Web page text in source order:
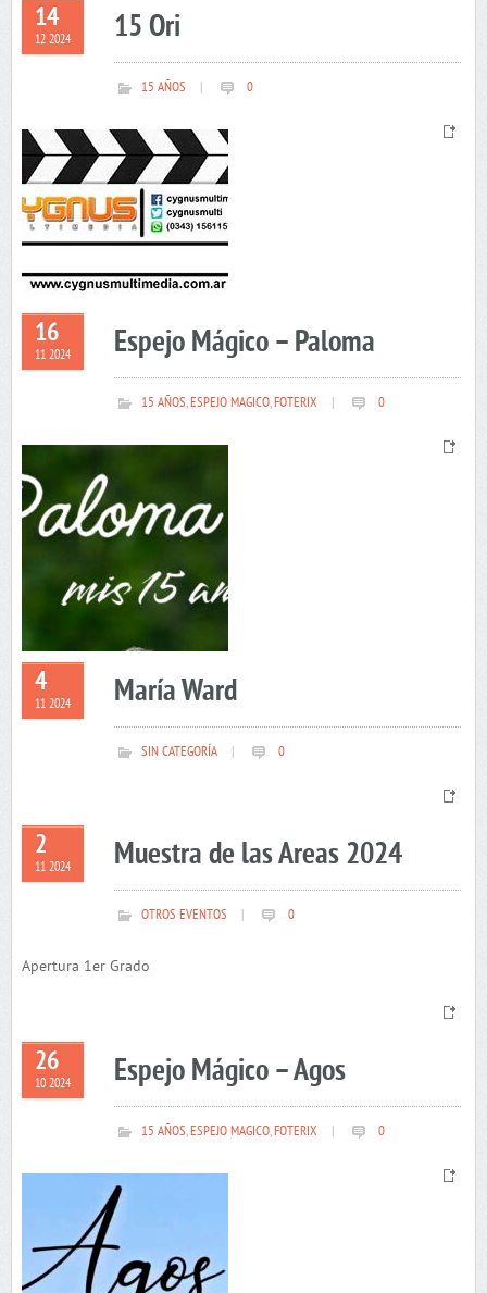
14
12 2024 15 Ori
15 AÑOS 0
16
11 2024 Espejo Mágico – Paloma
15 AÑOS,ESPEJO MAGICO,FOTERIX 0
4
11 2024 María Ward
SIN CATEGORÍA 0
2
11 2024 Muestra de las Areas 2024
OTROS EVENTOS 0
Apertura 1er Grado
26
10 2024 Espejo Mágico – Agos
15 AÑOS,ESPEJO MAGICO,FOTERIX 0